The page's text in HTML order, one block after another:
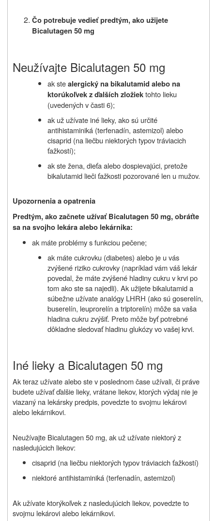
Čo potrebuje vedieť predtým, ako užijete
Bicalutagen 50 mg
Neužívajte Bicalutagen 50 mg
ak stealergický na bikalutamid alebo na
ktorúkoľvek z ďalších zložiektohto lieku
(uvedených v časti 6);
ak už užívate iné lieky, ako sú určité
antihistaminiká (terfenadín, astemizol) alebo
cisaprid (na liečbu niektorých typov tráviacich
ťažkostí);
ak ste žena, dieťa alebo dospievajúci, pretože
bikalutamid lieči ťažkosti pozorované len u mužov.
Upozornenia a opatrenia
Predtým, ako začnete užívať Bicalutagen 50 mg, obráťte
sa na svojho lekára alebo lekárnika:
ak máte problémy s funkciou pečene;
ak máte cukrovku (diabetes) alebo je u vás
zvýšené riziko cukrovky (napríklad vám váš lekár
povedal, že máte zvýšené hladiny cukru v krvi po
tom ako ste sa najedli). Ak užijete bikalutamid a
súbežne užívate analógy LHRH (ako sú goserelín,
buserelín, leuprorelín a triptorelín) môže sa vaša
hladina cukru zvýšiť. Preto môže byť potrebné
dôkladne sledovať hladinu glukózy vo vašej krvi.
Iné lieky a Bicalutagen 50 mg
Ak teraz užívatealebo ste v poslednom čase užívali, či práve
budete užívať ďalšie lieky, vrátane liekov, ktorých výdaj nie je
viazaný na lekársky predpis, povedzte to svojmu lekárovi
alebo lekárnikovi.
Neužívajte Bicalutagen 50 mg, ak už užívate niektorý z
nasledujúcich liekov:
cisaprid (na liečbu niektorých typov tráviacich ťažkostí)
niektoré antihistaminiká (terfenadín, astemizol)
Ak užívate ktorýkoľvek z nasledujúcich liekov, povedzte to
svojmu lekárovi alebo lekárnikovi.